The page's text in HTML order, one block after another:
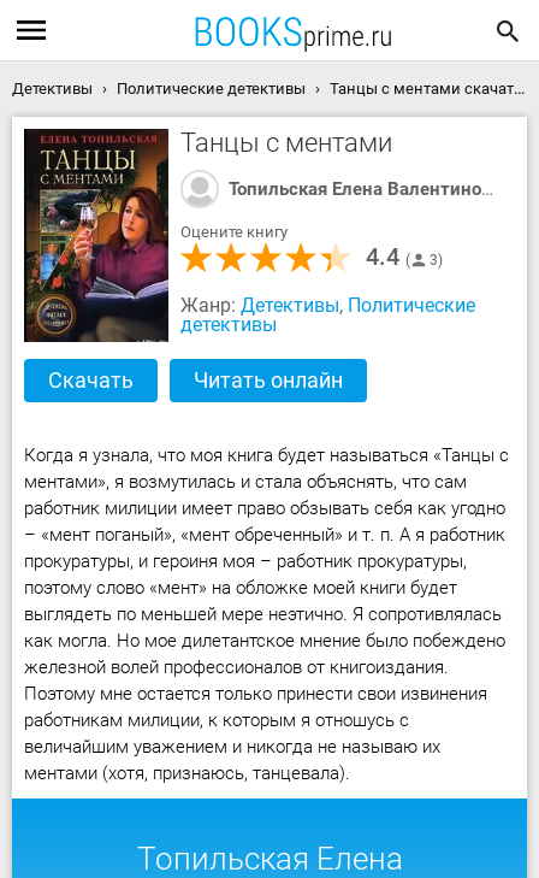
Детективы Политические детективы Танцы с ментами скачать книгу
Танцы с ментами
Топильская Елена Валентиновна
Оцените книгу
4.4 3
Жанр: Детективы, Политические
детективы
Скачать Читать онлайн
Когда я узнала, что моя книга будет называться «Танцы с
ментами», я возмутилась и стала объяснять, что сам
работник милиции имеет право обзывать себя как угодно
– «мент поганый», «мент обреченный» и т. п. А я работник
прокуратуры, и героиня моя – работник прокуратуры,
поэтому слово «мент» на обложке моей книги будет
выглядеть по меньшей мере неэтично. Я сопротивлялась
как могла. Но мое дилетантское мнение было побеждено
железной волей профессионалов от книгоиздания.
Поэтому мне остается только принести свои извинения
работникам милиции, к которым я отношусь с
величайшим уважением и никогда не называю их
ментами (хотя, признаюсь, танцевала).
Топильская Елена